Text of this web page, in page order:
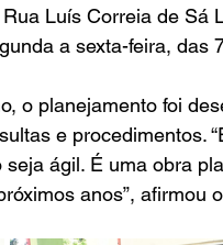
Luís Correia de Sá
a sexta-feira, das
o planejamento foi
e procedimentos.
ágil. É uma obra
anos”, afirmou